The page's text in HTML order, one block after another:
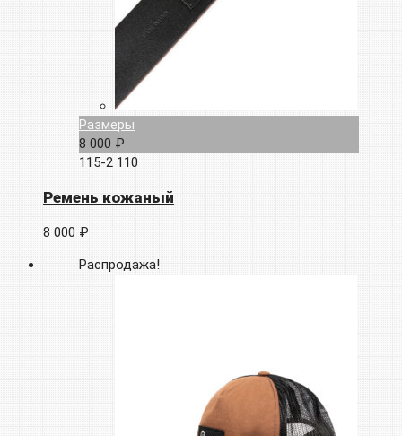
Размеры
8 000 ₽
115-2 110
Ремень кожаный
8 000 ₽
Распродажа!